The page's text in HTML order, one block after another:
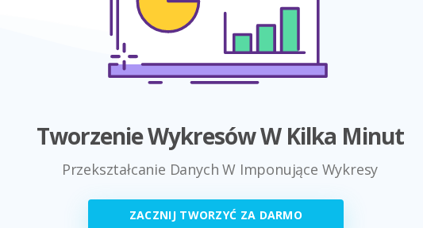
Tworzenie Wykresów W Kilka Minut
Przekształcanie Danych W Imponujące Wykresy
ZACZNIJ TWORZYĆ ZA DARMO